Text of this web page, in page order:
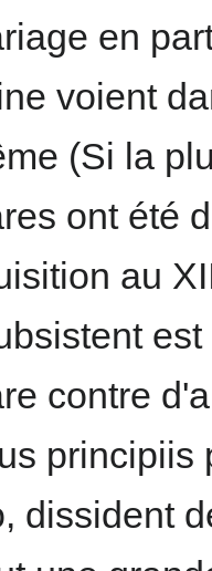
en
voient
(Si la
ont été
au
contre
principiis
dissident